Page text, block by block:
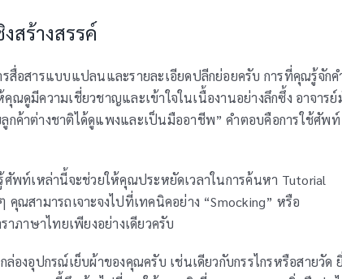
สร้างสรรค์
อสารแบบแปลนและรายละเอียดปลีกย่อยครับ การที่คุณรู้จักค
ณดูมีความเชี่ยวชาญและเข้าใจในเนื้องานอย่างลึกซึ้ง อาจารย์
กค้าต่างชาติได้ดูแพงและเป็นมืออาชีพ” คำตอบคือการใช้ศัพท์
พท์เหล่านี้จะช่วยให้คุณประหยัดเวลาในการค้นหา Tutorial
ณสามารถเจาะจงไปที่เทคนิคอย่าง “Smocking” หรือ
าภาษาไทยเพียงอย่างเดียวครับ
งอุปกรณ์เย็บผ้าของคุณครับ เช่นเดียวกับกรรไกรหรือสายวัด